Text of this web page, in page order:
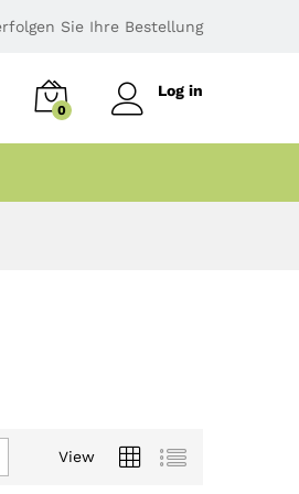
Sie Ihre Bestellung
0
Log in
View